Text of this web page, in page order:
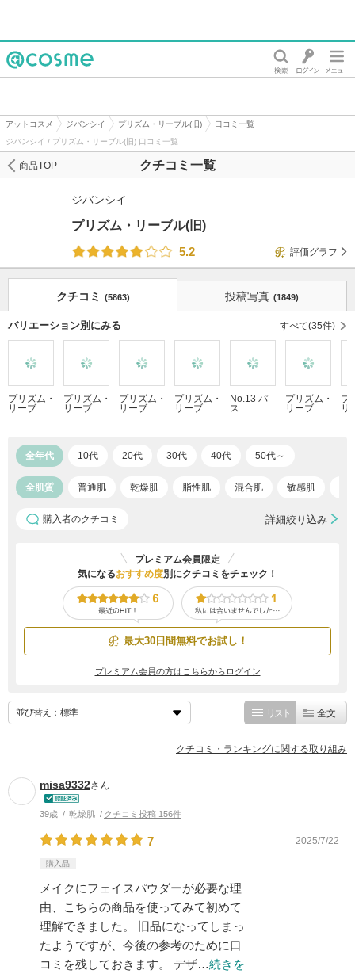
アットコスメ ジバンシイ プリズム・リーブル(旧)
口コミ一覧
ジバンシイ / プリズム・リーブル(旧) 口コミ一覧
クチコミ一覧
商品TOP
ジバンシイ
プリズム・リーブル(旧)
5.2
評価グラフ
クチコミ (5863) 投稿写真 (1849)
バリエーション別にみる すべて(35件)
プリズム・
リーブ…
プリズム・
リーブ…
プリズム・
リーブ…
プリズム・
リーブ…
No.13 パ
ス…
プリズム・
リーブ…
プ
リ
全年代 10代 20代 30代 40代 50代～
全肌質 普通肌 乾燥肌 脂性肌 混合肌 敏感肌
購入者のクチコミ 詳細絞り込み
プレミアム会員限定
気になるおすすめ度別にクチコミをチェック！
最大30日間無料でお試し！
プレミアム会員の方はこちらからログイン
並び替え： リスト 全文
クチコミ・ランキングに関する取り組み
misa9332さん
39歳 乾燥肌 クチコミ投稿 156件
7 2025/7/22
購入品
メイクにフェイスパウダーが必要な理
由、こちらの商品を使ってみて初めて
理解できました。 旧品になってしまっ
たようですが、今後の参考のために口
コミを残しておきます。 デザ…続きを